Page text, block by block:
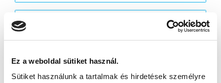
Ez a weboldal sütiket használ.
Sütiket használunk a tartalmak és hirdetések személyre
Elfogadom azAdatvédelmi tájékoztatót!
FELIRATKOZOM